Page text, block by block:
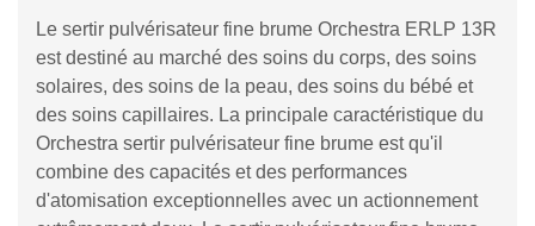
Le sertir pulvérisateur fine brume Orchestra ERLP 13R
est destiné au marché des soins du corps, des soins
solaires, des soins de la peau, des soins du bébé et
des soins capillaires. La principale caractéristique du
Orchestra sertir pulvérisateur fine brume est qu'il
combine des capacités et des performances
d'atomisation exceptionnelles avec un actionnement